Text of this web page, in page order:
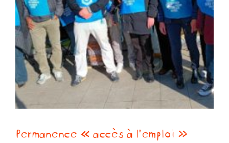
Permanence « accès à l’emploi »